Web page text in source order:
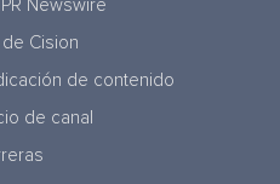
Newswire
Cision
de contenido
de canal